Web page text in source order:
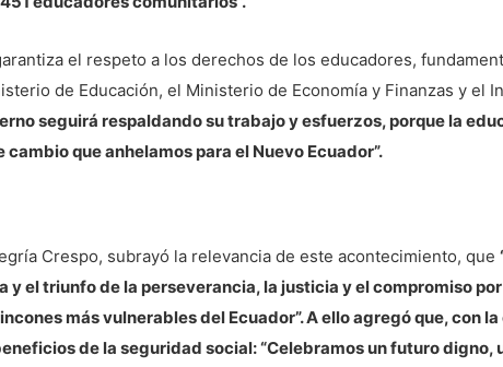
el respeto a los derechos de los educadores,
de Educación, el Ministerio de Economía y Finanzas y el
seguirá respaldando su trabajo y esfuerzos, porque la
que anhelamos para el Nuevo Ecuador”.
Crespo, subrayó la relevancia de este acontecimiento, que
el triunfo de la perseverancia, la justicia y el compromiso
más vulnerables del Ecuador”. A ello agregó que, con
de la seguridad social: “Celebramos un futuro digno,